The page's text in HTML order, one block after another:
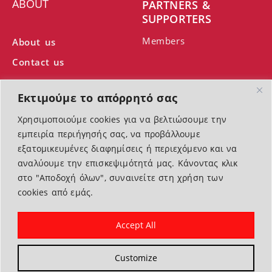
Εκτιμούμε το απόρρητό σας
Χρησιμοποιούμε cookies για να βελτιώσουμε την
εμπειρία περιήγησής σας, να προβάλλουμε
εξατομικευμένες διαφημίσεις ή περιεχόμενο και να
αναλύουμε την επισκεψιμότητά μας. Κάνοντας κλικ
στο "Αποδοχή όλων", συναινείτε στη χρήση των
cookies από εμάς.
Customize
Accept All
ABOUT
About us
Contact us
PARTNERS &
SUPPORTERS
Members
With the support of the Ministry of Culture
Terms of Use | Cookies | Privacy Police
© 2026, Greek Silk Road | All rights reserved
Photographs: © Giannis Zarzonis